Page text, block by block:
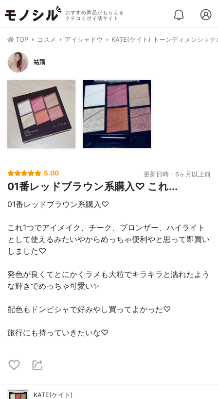
おすすめ商品がもらえる
クチコミポイ活サイト
TOP コスメ アイシャドウ KATE(ケイト) トーンディメンショナ
祐飛
5.00 更新日時：6ヶ月以上前
01番レッドブラウン系購入♡ これ...
01番レッドブラウン系購入♡
これ1つでアイメイク、チーク、ブロンザー、ハイライト
として使えるみたいやからめっちゃ便利やと思って即買い
しました♡
発色が良くてとにかくラメも大粒でキラキラと濡れたよう
な輝きでめっちゃ可愛い✨
配色もドンピシャで好みやし買ってよかった♡
旅行にも持っていきたいな♡
KATE(ケイト)